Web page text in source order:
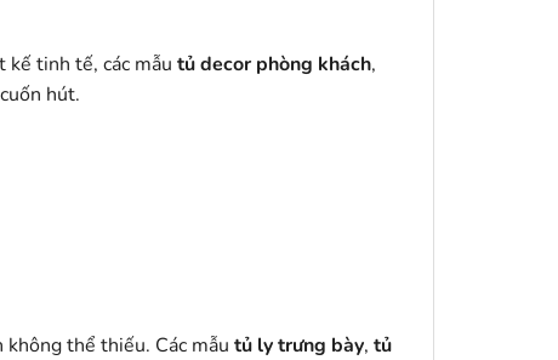
kế tinh tế, các mẫu tủ decor phòng khách,
hút.
không thể thiếu. Các mẫu tủ ly trưng bày, tủ